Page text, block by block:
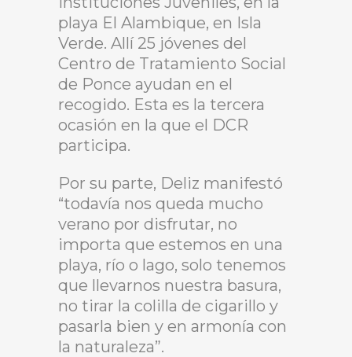
playa El Alambique, en Isla
Verde. Allí 25 jóvenes del
Centro de Tratamiento Social
de Ponce ayudan en el
recogido. Esta es la tercera
ocasión en la que el DCR
participa.
Por su parte, Deliz manifestó
“todavía nos queda mucho
verano por disfrutar, no
importa que estemos en una
playa, río o lago, solo tenemos
que llevarnos nuestra basura,
no tirar la colilla de cigarillo y
pasarla bien y en armonía con
la naturaleza”.